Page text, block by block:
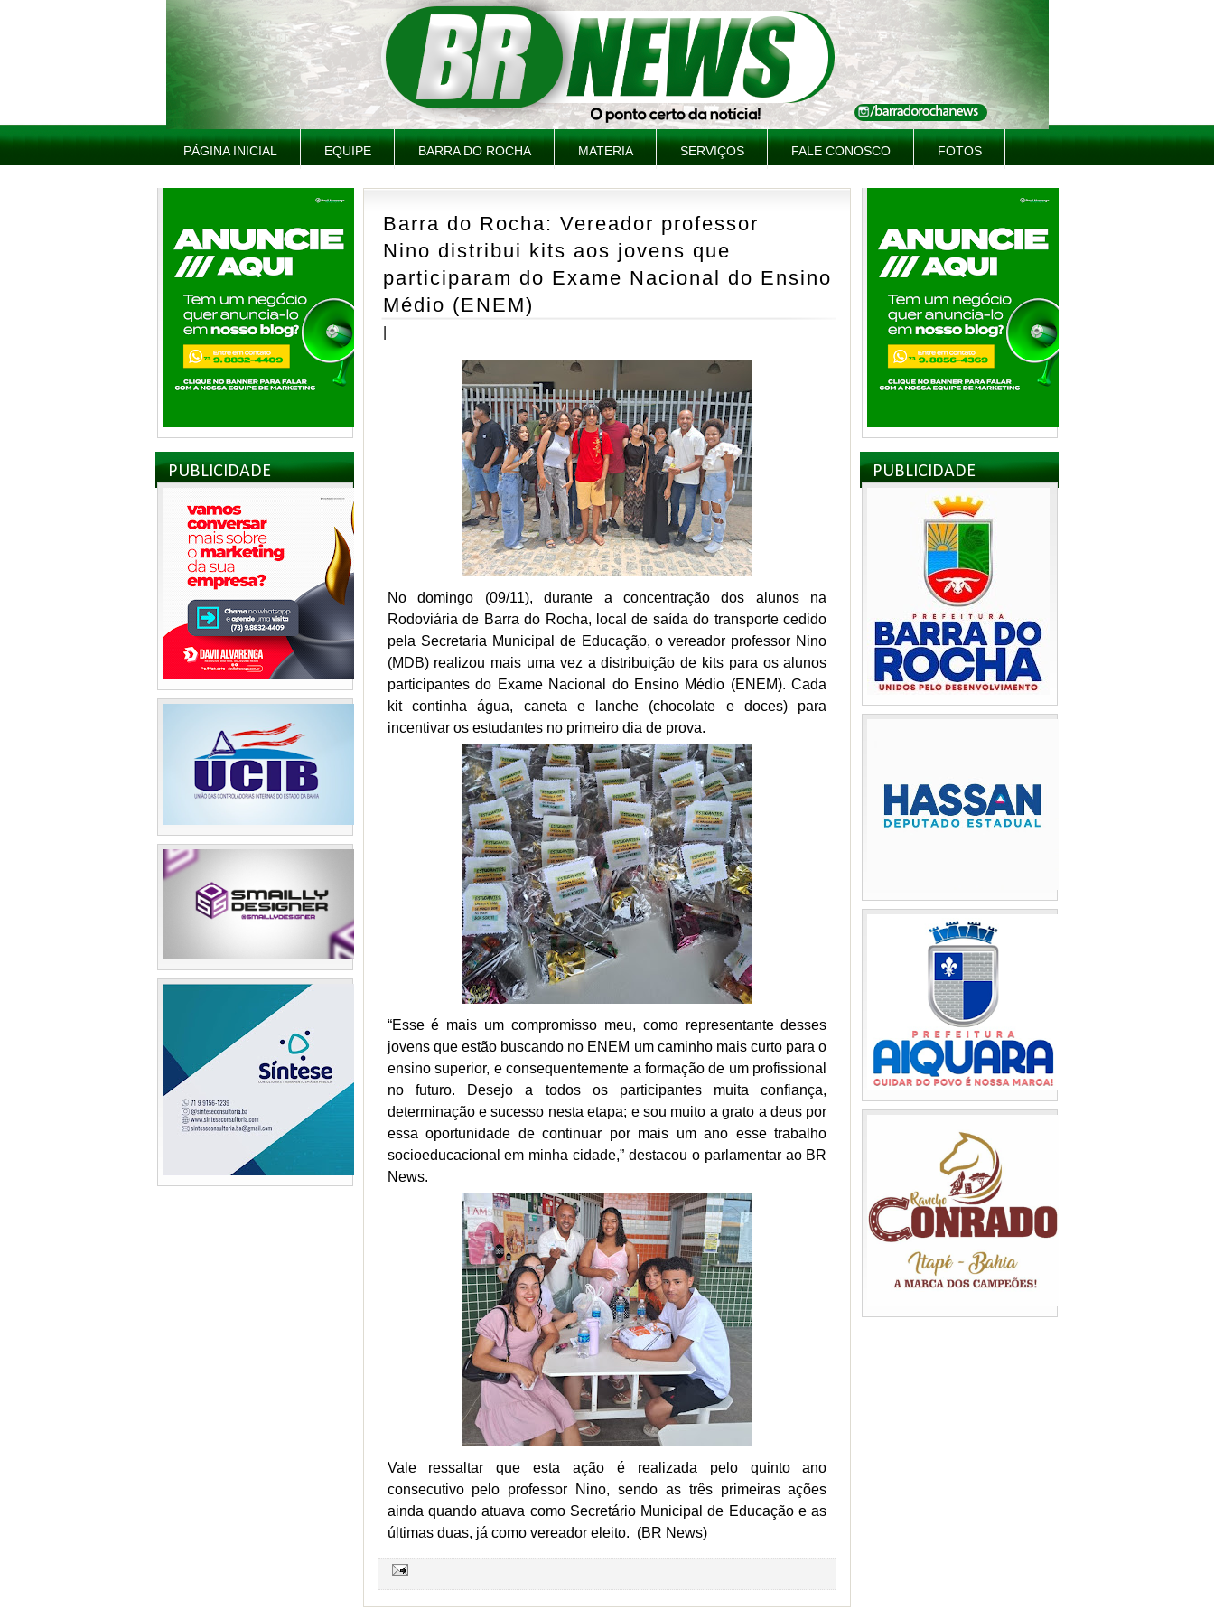
PÁGINA INICIAL EQUIPE BARRA DO ROCHA MATERIA SERVIÇOS FALE CONOSCO FOTOS
PUBLICIDADE
Barra do Rocha: Vereador professor
Nino distribui kits aos jovens que
participaram do Exame Nacional do Ensino
Médio (ENEM)
No domingo (09/11), durante a concentração dos alunos na
Rodoviária de Barra do Rocha, local de saída do transporte cedido
pela Secretaria Municipal de Educação, o vereador professor Nino
(MDB) realizou mais uma vez a distribuição de kits para os alunos
participantes do Exame Nacional do Ensino Médio (ENEM). Cada
kit continha água, caneta e lanche (chocolate e doces) para
incentivar os estudantes no primeiro dia de prova.
“Esse é mais um compromisso meu, como representante desses
jovens que estão buscando no ENEM um caminho mais curto para o
ensino superior, e consequentemente a formação de um profissional
no futuro. Desejo a todos os participantes muita confiança,
determinação e sucesso nesta etapa; e sou muito a grato a deus por
essa oportunidade de continuar por mais um ano esse trabalho
socioeducacional em minha cidade,” destacou o parlamentar ao BR
News.
Vale ressaltar que esta ação é realizada pelo quinto ano
consecutivo pelo professor Nino, sendo as três primeiras ações
ainda quando atuava como Secretário Municipal de Educação e as
últimas duas, já como vereador eleito. (BR News)
PUBLICIDADE